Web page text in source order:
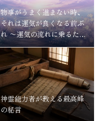
物事がうまく進まない時、
それは運気が良くなる前ぶ
れ 〜運気の流れに乗るため
にする事〜
神霊能力者が教える最高峰
の秘言